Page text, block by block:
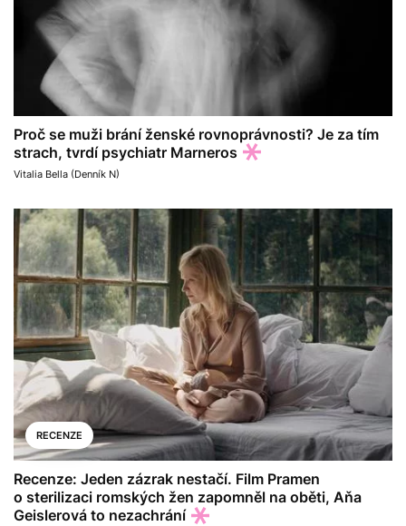
Proč se muži brání ženské rovnoprávnosti? Je za tím
strach, tvrdí psychiatr Marneros
Vitalia Bella (Denník N)
RECENZE
Recenze: Jeden zázrak nestačí. Film Pramen
o sterilizaci romských žen zapomněl na oběti, Aňa
Geislerová to nezachrání